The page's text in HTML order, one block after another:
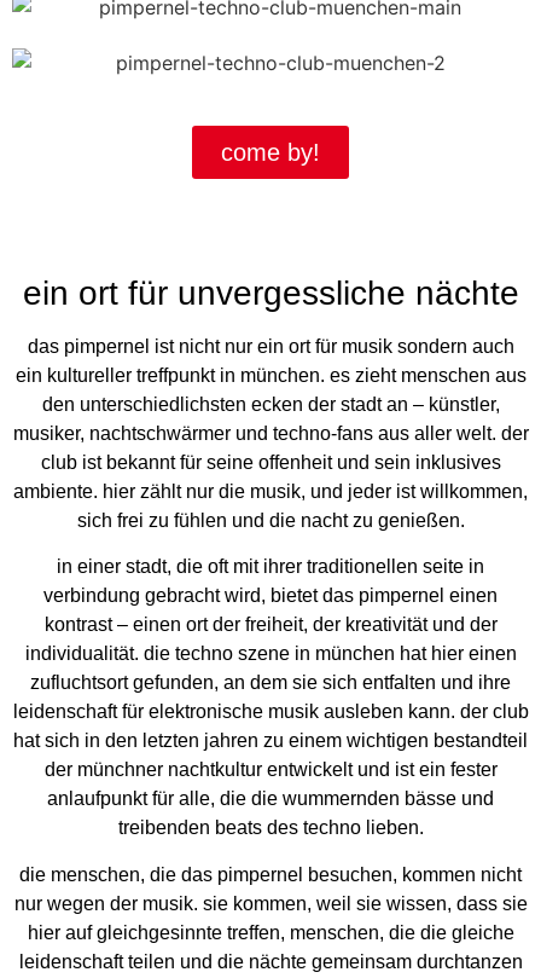
come by!
ein ort für unvergessliche nächte
das pimpernel ist nicht nur ein ort für musik sondern auch
ein kultureller treffpunkt in münchen. es zieht menschen aus
den unterschiedlichsten ecken der stadt an – künstler,
musiker, nachtschwärmer und techno-fans aus aller welt. der
club ist bekannt für seine offenheit und sein inklusives
ambiente. hier zählt nur die musik, und jeder ist willkommen,
sich frei zu fühlen und die nacht zu genießen.
in einer stadt, die oft mit ihrer traditionellen seite in
verbindung gebracht wird, bietet das pimpernel einen
kontrast – einen ort der freiheit, der kreativität und der
individualität. die techno szene in münchen hat hier einen
zufluchtsort gefunden, an dem sie sich entfalten und ihre
leidenschaft für elektronische musik ausleben kann. der club
hat sich in den letzten jahren zu einem wichtigen bestandteil
der münchner nachtkultur entwickelt und ist ein fester
anlaufpunkt für alle, die die wummernden bässe und
treibenden beats des techno lieben.
die menschen, die das pimpernel besuchen, kommen nicht
nur wegen der musik. sie kommen, weil sie wissen, dass sie
hier auf gleichgesinnte treffen, menschen, die die gleiche
leidenschaft teilen und die nächte gemeinsam durchtanzen